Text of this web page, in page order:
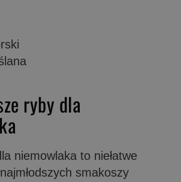
ryby dla
niemowlaka to niełatwe
smakoszy